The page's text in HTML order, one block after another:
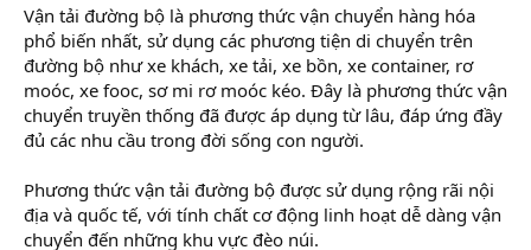
e
r
Vận tải đường bộ là phương thức vận chuyển hàng hóa
phổ biến nhất, sử dụng các phương tiện di chuyển trên
đường bộ như xe khách, xe tải, xe bồn, xe container, rơ
moóc, xe fooc, sơ mi rơ moóc kéo. Đây là phương thức vận
chuyển truyền thống đã được áp dụng từ lâu, đáp ứng đầy
đủ các nhu cầu trong đời sống con người.
Phương thức vận tải đường bộ được sử dụng rộng rãi nội
địa và quốc tế, với tính chất cơ động linh hoạt dễ dàng vận
chuyển đến những khu vực đèo núi.